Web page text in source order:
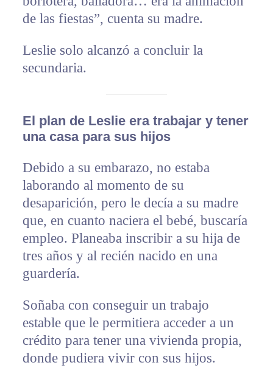
de las fiestas”, cuenta su madre.
Leslie solo alcanzó a concluir la
secundaria.
El plan de Leslie era trabajar y tener
una casa para sus hijos
Debido a su embarazo, no estaba
laborando al momento de su
desaparición, pero le decía a su madre
que, en cuanto naciera el bebé, buscaría
empleo. Planeaba inscribir a su hija de
tres años y al recién nacido en una
guardería.
Soñaba con conseguir un trabajo
estable que le permitiera acceder a un
crédito para tener una vivienda propia,
donde pudiera vivir con sus hijos.